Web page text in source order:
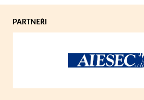
PARTNEŘI